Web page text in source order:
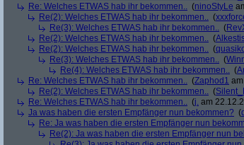
Re: Welches ETWAS hab ihr bekommen.. (ninoStyLe
Re(2): Welches ETWAS hab ihr bekommen.. (
Re(3): Welches ETWAS hab ihr bekommen.. (
Re(2): Welches ETWAS hab ihr bekommen.. (
Re(2): Welches ETWAS hab ihr bekommen.. (
Re(3): Welches ETWAS hab ihr bekommen.. (
Re(4): Welches ETWAS hab ihr bekommen.. (
Re: Welches ETWAS hab ihr bekommen.. (Zaphod1
Re(2): Welches ETWAS hab ihr bekommen.. (
Re: Welches ETWAS hab ihr bekommen.. (j. am
Ja was haben die ersten Empfänger nun bekommen? (
Re: Ja was haben die ersten Empfänger nun
Re(2): Ja was haben die ersten Empfänger nun